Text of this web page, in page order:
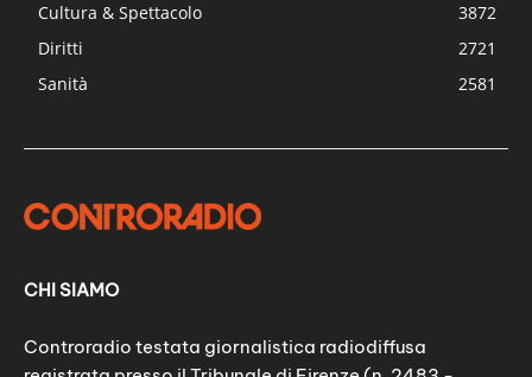
Cultura & Spettacolo
3872
Diritti
2721
Sanità
2581
CHI SIAMO
Controradio testata giornalistica radiodiffusa